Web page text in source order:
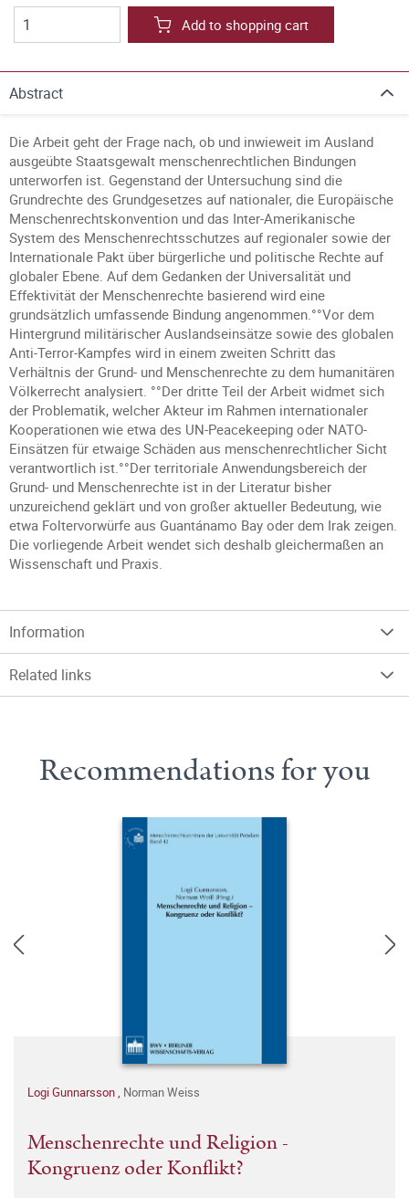
Add to shopping cart
Abstract
Die Arbeit geht der Frage nach, ob und inwieweit im Ausland
ausgeübte Staatsgewalt menschenrechtlichen Bindungen
unterworfen ist. Gegenstand der Untersuchung sind die
Grundrechte des Grundgesetzes auf nationaler, die Europäische
Menschenrechtskonvention und das Inter-Amerikanische
System des Menschenrechtsschutzes auf regionaler sowie der
Internationale Pakt über bürgerliche und politische Rechte auf
globaler Ebene. Auf dem Gedanken der Universalität und
Effektivität der Menschenrechte basierend wird eine
grundsätzlich umfassende Bindung angenommen.°°Vor dem
Hintergrund militärischer Auslandseinsätze sowie des globalen
Anti-Terror-Kampfes wird in einem zweiten Schritt das
Verhältnis der Grund- und Menschenrechte zu dem humanitären
Völkerrecht analysiert. °°Der dritte Teil der Arbeit widmet sich
der Problematik, welcher Akteur im Rahmen internationaler
Kooperationen wie etwa des UN-Peacekeeping oder NATO-
Einsätzen für etwaige Schäden aus menschenrechtlicher Sicht
verantwortlich ist.°°Der territoriale Anwendungsbereich der
Grund- und Menschenrechte ist in der Literatur bisher
unzureichend geklärt und von großer aktueller Bedeutung, wie
etwa Foltervorwürfe aus Guantánamo Bay oder dem Irak zeigen.
Die vorliegende Arbeit wendet sich deshalb gleichermaßen an
Wissenschaft und Praxis.
Information
Related links
Recommendations for you
Logi Gunnarsson, Norman Weiss
Menschenrechte und Religion -
Kongruenz oder Konflikt?